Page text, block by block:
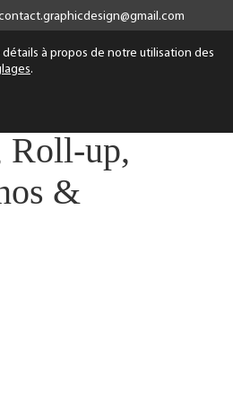
:
Roll-up,
&
améliorer votre navigation sur notre
à propos de notre utilisation des
.